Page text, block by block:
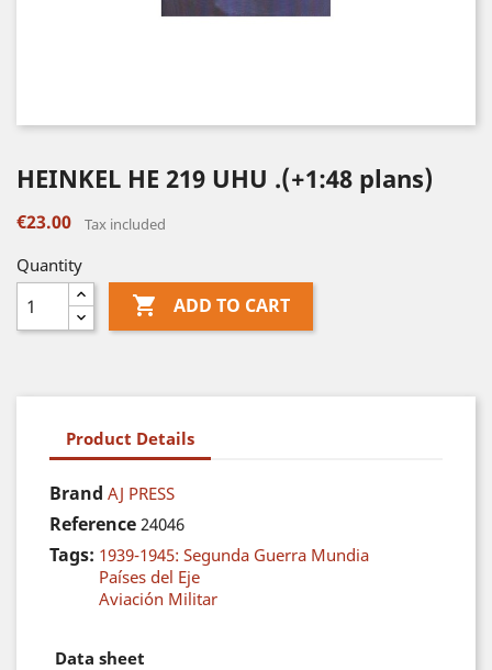
HEINKEL HE 219 UHU .(+1:48 plans)
€23.00 Tax included
Quantity
 ADD TO CART
Product Details
Brand AJ PRESS
Reference 24046
Tags: 1939-1945: Segunda Guerra Mundia
Países del Eje
Aviación Militar
Data sheet